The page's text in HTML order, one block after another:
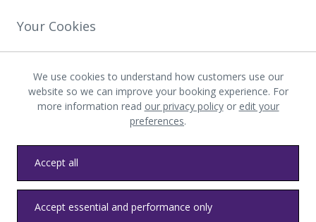
LIENS UTILES
Télécharger l’application LHR
Confidentialité Conditions générales Accessibilité
Your Cookies
We use cookies to understand how customers use our
website so we can improve your booking experience. For
more information read our privacy policyor edit your
preferences.
Accept all
Accept essential and performance only